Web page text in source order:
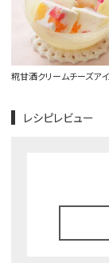
糀甘酒クリームチーズア
レシピレビュー